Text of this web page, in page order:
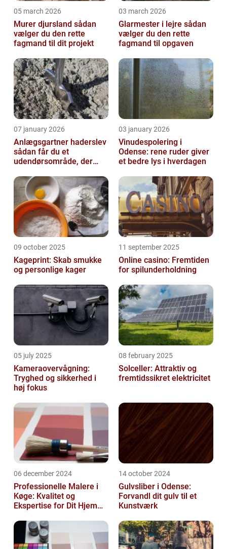
05 march 2026
Murer djursland sådan
vælger du den rette
fagmand til dit projekt
03 march 2026
Glarmester i lejre sådan
vælger du den rette
fagmand til opgaven
07 january 2026
Anlægsgartner haderslev
sådan får du et
udendørsområde, der
03 january 2026
Vinudespolering i
Odense: rene ruder giver
et bedre lys i hverdagen
09 october 2025
Kageprint: Skab smukke
og personlige kager
11 september 2025
Online casino: Fremtiden
for spilunderholdning
05 july 2025
Kameraovervågning:
Tryghed og sikkerhed i
høj fokus
08 february 2025
Solceller: Attraktiv og
fremtidssikret elektricitet
06 december 2024
Professionelle Malere i
Køge: Kvalitet og
Ekspertise for Dit Hjem
14 october 2024
Gulvsliber i Odense:
Forvandl dit gulv til et
Kunstværk